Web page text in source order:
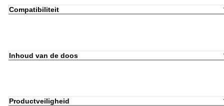
Compatibiliteit
Inhoud van de doos
Productveiligheid